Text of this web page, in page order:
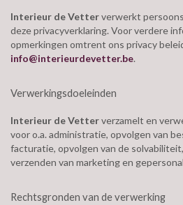
Interieur de Vetterverwerkt
deze privacyverklaring. Voor verdere
opmerkingen omtrent ons privacy
info@interieurdevetter.be.
Verwerkingsdoeleinden
Interieur de Vetterverzamelt en
voor o.a. administratie, opvolgen van
facturatie, opvolgen van de
verzenden van marketing en
Rechtsgronden van de verwerking